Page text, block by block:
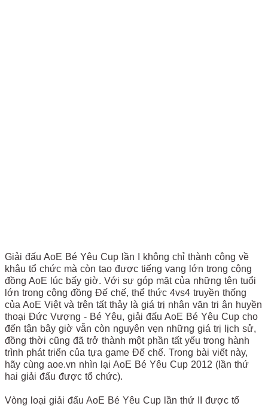
Giải đấu AoE Bé Yêu Cup lần I không chỉ thành công về
khâu tổ chức mà còn tạo được tiếng vang lớn trong cộng
đồng AoE lúc bấy giờ. Với sự góp mặt của những tên tuổi
lớn trong cộng đồng Đế chế, thể thức 4vs4 truyền thống
của AoE Việt và trên tất thảy là giá trị nhân văn tri ân huyền
thoại Đức Vượng - Bé Yêu, giải đấu AoE Bé Yêu Cup cho
đến tận bây giờ vẫn còn nguyên vẹn những giá trị lịch sử,
đồng thời cũng đã trở thành một phần tất yếu trong hành
trình phát triển của tựa game Đế chế. Trong bài viết này,
hãy cùng aoe.vn nhìn lại AoE Bé Yêu Cup 2012 (lần thứ
hai giải đấu được tổ chức).
Vòng loại giải đấu AoE Bé Yêu Cup lần thứ II được tổ